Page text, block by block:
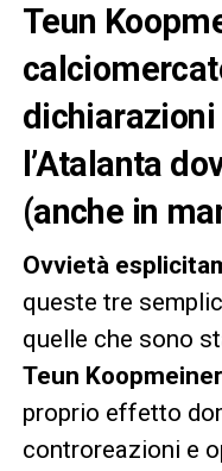
Teun
dichiarazioni
l’Atalanta
(anche in
Ovvietà
queste tre
quelle che sono
Teun
proprio effetto
controreazioni e